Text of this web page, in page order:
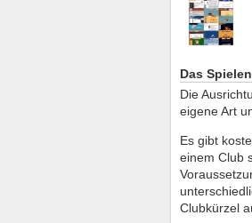
Das
Die
eigene Art
Es gibt
einem Club
Clubkürzel